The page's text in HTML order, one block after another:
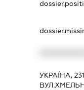
УКРАЇНА,